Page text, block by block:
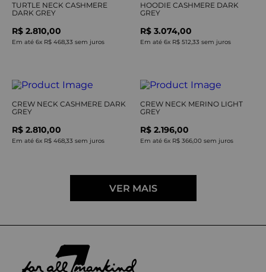
TURTLE NECK CASHMERE
DARK GREY
R$ 2.810,00
Em até 6x R$ 468,33 sem juros
HOODIE CASHMERE DARK
GREY
R$ 3.074,00
Em até 6x R$ 512,33 sem juros
CREW NECK CASHMERE DARK
GREY
R$ 2.810,00
Em até 6x R$ 468,33 sem juros
CREW NECK MERINO LIGHT
GREY
R$ 2.196,00
Em até 6x R$ 366,00 sem juros